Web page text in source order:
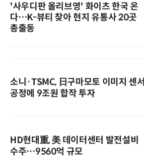
'사우디판 올리브영' 화이츠 한국 온
다…K-뷰티 찾아 현지 유통사 20곳
총출동
소니·TSMC, 日구마모토 이미지 센서
공정에 9조원 합작 투자
HD현대重, 美 데이터센터 발전설비
수주…9560억 규모